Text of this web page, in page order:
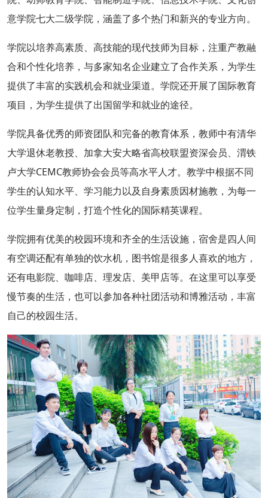
意学院七大二级学院，涵盖了多个热门和新兴的专业方向。
学院以培养高素质、高技能的现代技师为目标，注重产教融
合和个性化培养，与多家知名企业建立了合作关系，为学生
提供了丰富的实践机会和就业渠道。学院还开展了国际教育
项目，为学生提供了出国留学和就业的途径。
学院具备优秀的师资团队和完备的教育体系，教师中有清华
大学退休老教授、加拿大安大略省高校联盟资深会员、渭铁
卢大学CEMC教师协会会员等高水平人才。教学中根据不同
学生的认知水平、学习能力以及自身素质因材施教，为每一
位学生量身定制，打造个性化的国际精英课程。
学院拥有优美的校园环境和齐全的生活设施，宿舍是四人间
有空调还配有单独的饮水机，图书馆是很多人喜欢的地方，
还有电影院、咖啡店、理发店、美甲店等。在这里可以享受
慢节奏的生活，也可以参加各种社团活动和博雅活动，丰富
自己的校园生活。